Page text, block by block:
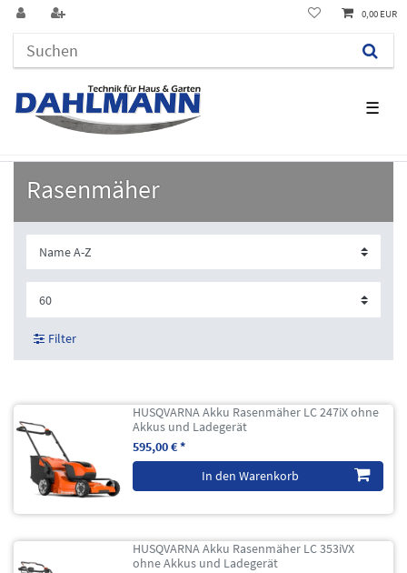
☰
0,00 EUR
Rasenmäher
Filter
HUSQVARNA Akku Rasenmäher LC 247iX ohne
Akkus und Ladegerät
595,00 € *
In den Warenkorb
HUSQVARNA Akku Rasenmäher LC 353iVX
ohne Akkus und Ladegerät